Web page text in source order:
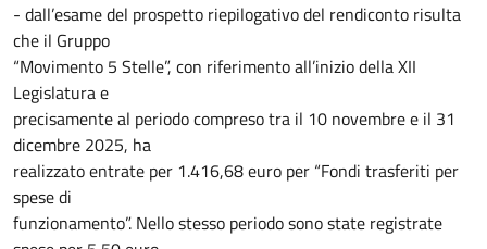
- dall’esame del prospetto riepilogativo del rendiconto risulta
che il Gruppo
“Movimento 5 Stelle”, con riferimento all’inizio della XII
Legislatura e
precisamente al periodo compreso tra il 10 novembre e il 31
dicembre 2025, ha
realizzato entrate per 1.416,68 euro per “Fondi trasferiti per
spese di
funzionamento”. Nello stesso periodo sono state registrate